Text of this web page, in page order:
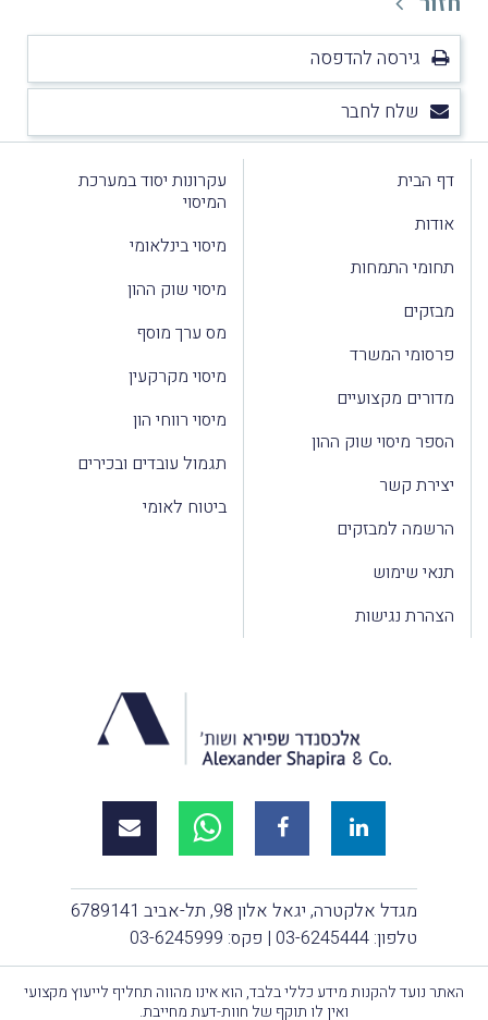
גירסה להדפסה
שלח לחבר
דף הבית
אודות
תחומי התמחות
מבזקים
פרסומי המשרד
מדורים מקצועיים
הספר מיסוי שוק ההון
יצירת קשר
הרשמה למבזקים
תנאי שימוש
הצהרת נגישות
עקרונות יסוד במערכת
המיסוי
מיסוי בינלאומי
מיסוי שוק ההון
מס ערך מוסף
מיסוי מקרקעין
מיסוי רווחי הון
תגמול עובדים ובכירים
ביטוח לאומי
מגדל אלקטרה, יגאל אלון 98, תל-אביב 6789141
טלפון: 03-6245444 | פקס: 03-6245999
האתר נועד להקנות מידע כללי בלבד, הוא אינו מהווה תחליף לייעוץ מקצועי
ואין לו תוקף של חוות-דעת מחייבת.